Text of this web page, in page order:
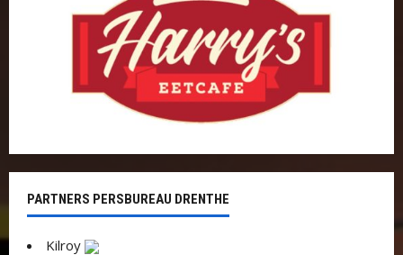
PARTNERS PERSBUREAU DRENTHE
Kilroy